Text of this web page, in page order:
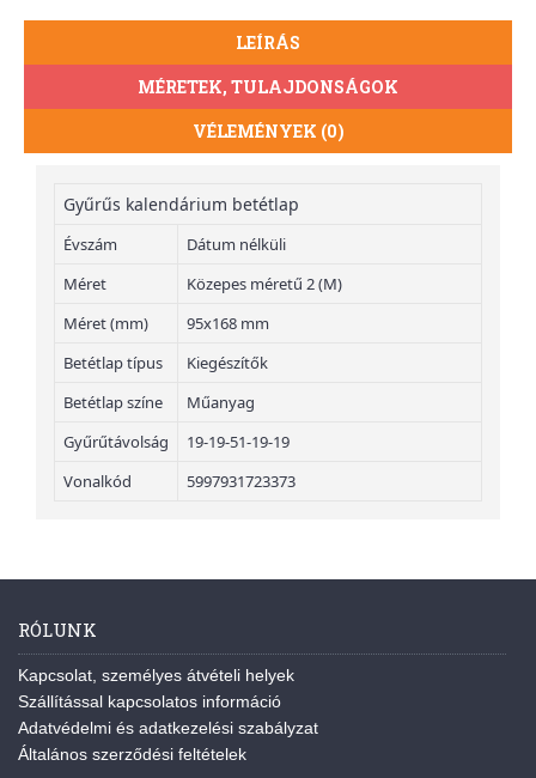
LEÍRÁS
MÉRETEK, TULAJDONSÁGOK
VÉLEMÉNYEK (0)
Gyűrűs kalendárium betétlap
Évszám
Dátum nélküli
Méret
Közepes méretű 2 (M)
Méret (mm)
95x168 mm
Betétlap típus
Kiegészítők
Betétlap színe
Műanyag
Gyűrűtávolság
19-19-51-19-19
Vonalkód
5997931723373
RÓLUNK
Kapcsolat, személyes átvételi helyek
Szállítással kapcsolatos információ
Adatvédelmi és adatkezelési szabályzat
Általános szerződési feltételek